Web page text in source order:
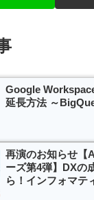
Google
延長方法 ～
再演のお知らせ【
ーズ第4弾】DXの
ら！インフォマテ